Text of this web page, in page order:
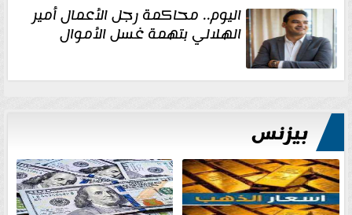
اليوم.. محاكمة رجل الأعمال أمير
الهلالي بتهمة غسل الأموال
بيزنس